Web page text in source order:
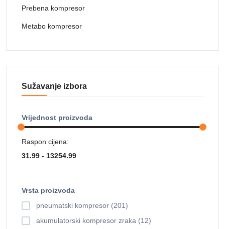
Prebena kompresor
Metabo kompresor
Sužavanje izbora
Vrijednost proizvoda
Raspon cijena:
Vrsta proizvoda
pneumatski kompresor (201)
akumulatorski kompresor zraka (12)